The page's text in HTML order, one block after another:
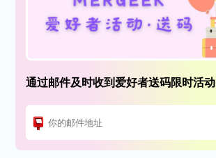
通过邮件及时收到爱好者送码限时活动